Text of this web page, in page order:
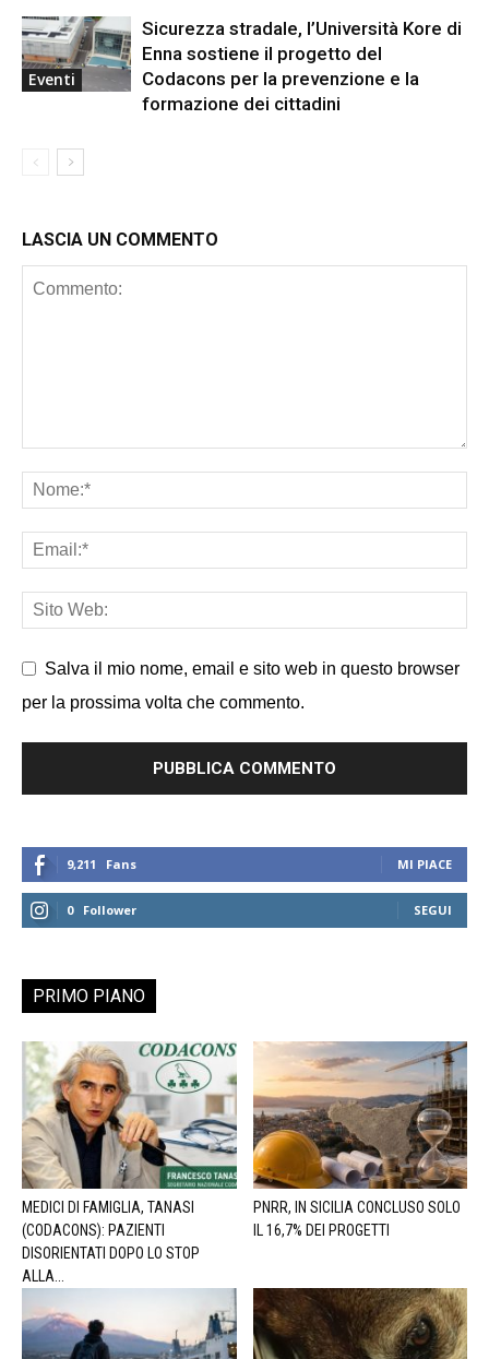
Eventi
Sicurezza stradale, l’Università Kore di
Enna sostiene il progetto del
Codacons per la prevenzione e la
formazione dei cittadini
LASCIA UN COMMENTO
Salva il mio nome, email e sito web in questo browser
per la prossima volta che commento.
9,211 Fans MI PIACE
0 Follower SEGUI
PRIMO PIANO
MEDICI DI FAMIGLIA, TANASI
(CODACONS): PAZIENTI
DISORIENTATI DOPO LO STOP
ALLA...
PNRR, IN SICILIA CONCLUSO SOLO
IL 16,7% DEI PROGETTI